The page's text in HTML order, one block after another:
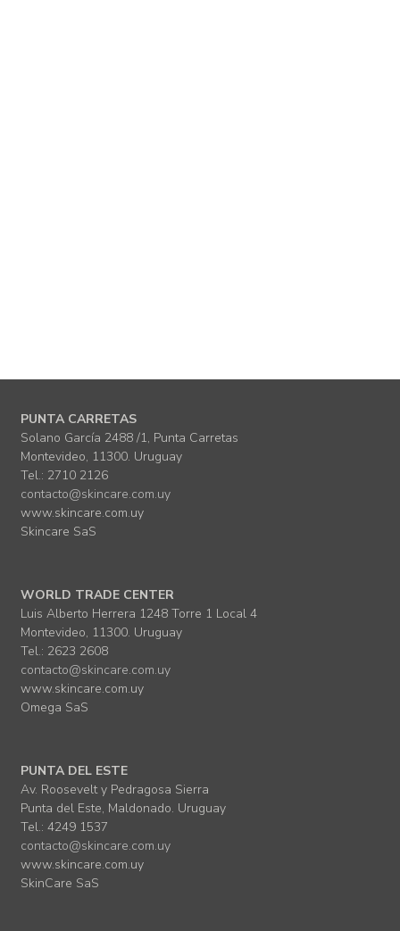
PUNTA CARRETAS
Solano García 2488 /1, Punta Carretas
Montevideo, 11300. Uruguay
Tel.: 2710 2126
contacto@skincare.com.uy
www.skincare.com.uy
Skincare SaS
WORLD TRADE CENTER
Luis Alberto Herrera 1248 Torre 1 Local 4
Montevideo, 11300. Uruguay
Tel.: 2623 2608
contacto@skincare.com.uy
www.skincare.com.uy
Omega SaS
PUNTA DEL ESTE
Av. Roosevelt y Pedragosa Sierra
Punta del Este, Maldonado. Uruguay
Tel.: 4249 1537
contacto@skincare.com.uy
www.skincare.com.uy
SkinCare SaS